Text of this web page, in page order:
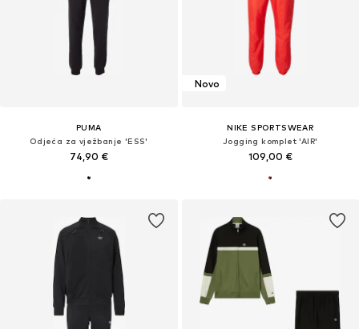
PUMA
Odjeća za vježbanje 'ESS'
74,90 €
Novo
NIKE SPORTSWEAR
Jogging komplet 'AIR'
109,00 €